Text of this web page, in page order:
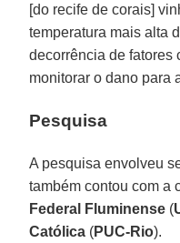
[do recife de corais]
temperatura mais alta
decorrência de fatores
monitorar o dano para
Pesquisa
A pesquisa envolveu
também contou com a
Federal Fluminense (
Católica (PUC-Rio).